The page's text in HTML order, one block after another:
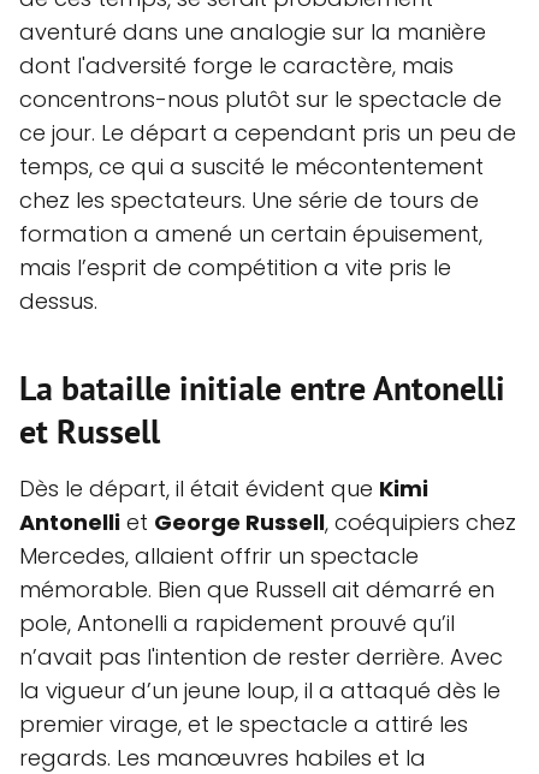
aventuré dans une analogie sur la manière
dont l'adversité forge le caractère, mais
concentrons-nous plutôt sur le spectacle de
ce jour. Le départ a cependant pris un peu de
temps, ce qui a suscité le mécontentement
chez les spectateurs. Une série de tours de
formation a amené un certain épuisement,
mais l’esprit de compétition a vite pris le
dessus.
La bataille initiale entre Antonelli
et Russell
Dès le départ, il était évident que Kimi
Antonelli et George Russell, coéquipiers chez
Mercedes, allaient offrir un spectacle
mémorable. Bien que Russell ait démarré en
pole, Antonelli a rapidement prouvé qu’il
n’avait pas l'intention de rester derrière. Avec
la vigueur d’un jeune loup, il a attaqué dès le
premier virage, et le spectacle a attiré les
regards. Les manœuvres habiles et la